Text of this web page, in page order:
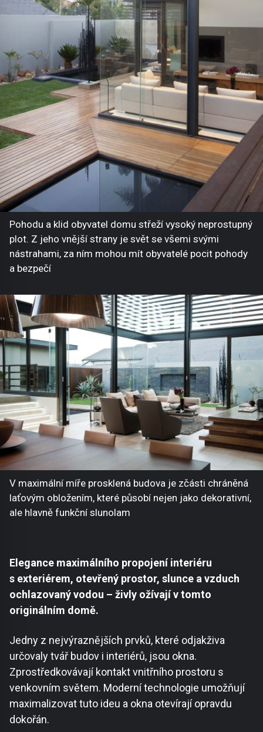
Pohodu a klid obyvatel domu střeží vysoký neprostupný
plot. Z jeho vnější strany je svět se všemi svými
nástrahami, za ním mohou mít obyvatelé pocit pohody
a bezpečí
V maximální míře prosklená budova je zčásti chráněná
laťovým obložením, které působí nejen jako dekorativní,
ale hlavně funkční slunolam
Elegance maximálního propojení interiéru
s exteriérem, otevřený prostor, slunce a vzduch
ochlazovaný vodou – živly ožívají v tomto
originálním domě.
Jedny z nejvýraznějších prvků, které odjakživa
určovaly tvář budov i interiérů, jsou okna.
Zprostředkovávají kontakt vnitřního prostoru s
venkovním světem. Moderní technologie umožňují
maximalizovat tuto ideu a okna otevírají opravdu
dokořán.